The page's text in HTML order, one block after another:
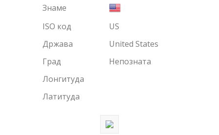
Знаме
ISO код
US
Држава
United States
Град
Непозната
Лонгитуда
Латитуда